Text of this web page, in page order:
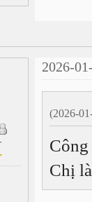
2026-
(2026-
Chị